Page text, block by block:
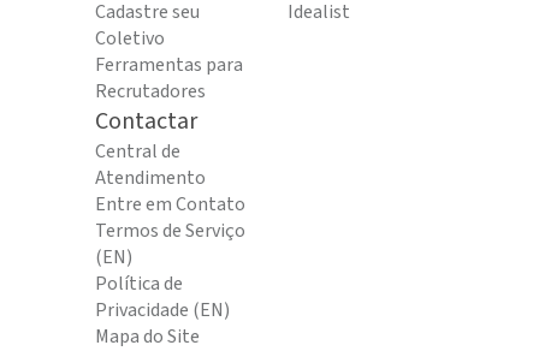
Cadastre seu
Coletivo
Ferramentas para
Recrutadores
Idealist
Contactar
Central de
Atendimento
Entre em Contato
Termos de Serviço
(EN)
Política de
Privacidade (EN)
Mapa do Site